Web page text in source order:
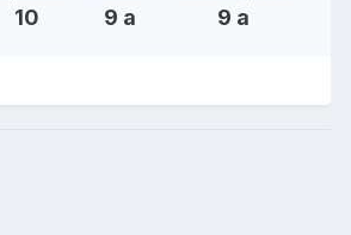
10 9 a 9 a